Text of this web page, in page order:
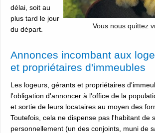
Vous nous quittez
délai, soit au
plus tard le jour
du départ.
Annonces incombant aux
et propriétaires d'immeubles
Les logeurs, gérants et propriétaires
l'obligation d'annoncer à l'office de la
et sortie de leurs locataires au moyen des
Toutefois, cela ne dispense pas l'habitant de
personnellement (un des conjoints, muni de